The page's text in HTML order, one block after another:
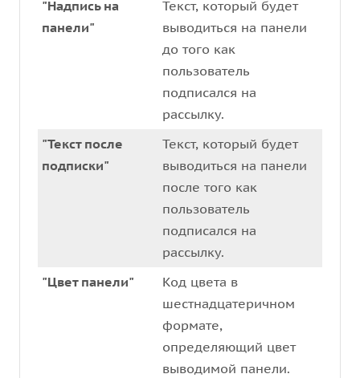
"Надпись на
панели"
Текст, который будет
выводиться на панели
до того как
пользователь
подписался на
рассылку.
"Текст после
подписки"
Текст, который будет
выводиться на панели
после того как
пользователь
подписался на
рассылку.
"Цвет панели"
Код цвета в
шестнадцатеричном
формате,
определяющий цвет
выводимой панели.